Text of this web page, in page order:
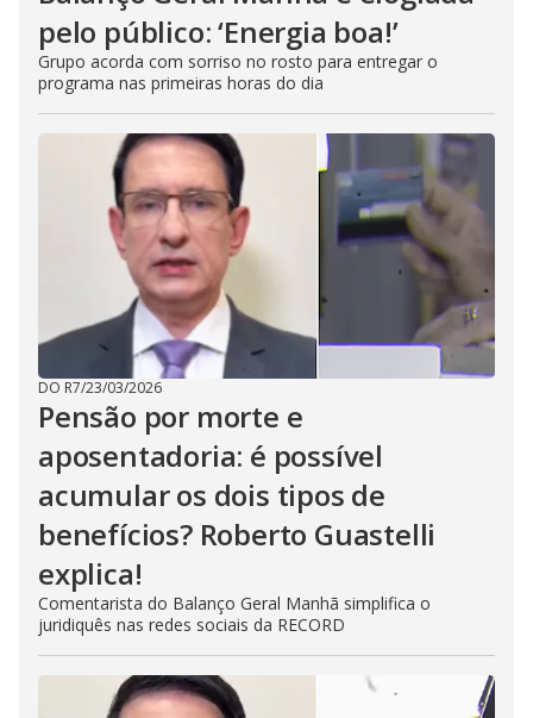
pelo público: ‘Energia boa!’
Grupo acorda com sorriso no rosto para entregar o
programa nas primeiras horas do dia
DO R7/23/03/2026
Pensão por morte e
aposentadoria: é possível
acumular os dois tipos de
benefícios? Roberto Guastelli
explica!
Comentarista do Balanço Geral Manhã simplifica o
juridiquês nas redes sociais da RECORD